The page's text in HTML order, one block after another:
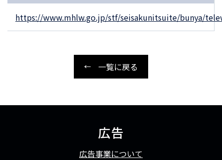
https://www.mhlw.go.jp/stf/seisakunitsuite/bunya/
一覧に戻る
広告
広告事業について